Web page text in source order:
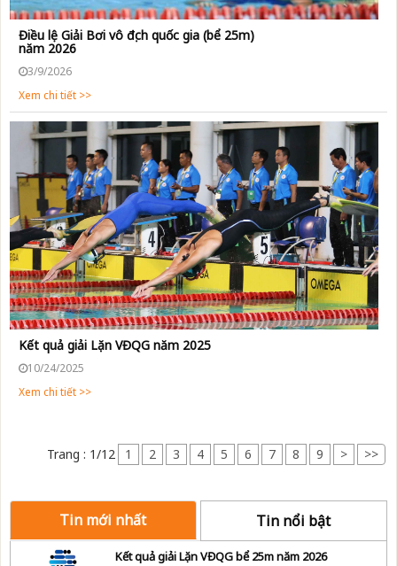
Điều lệ Giải Bơi vô địch quốc gia (bể 25m)
năm 2026
3/9/2026
Xem chi tiết >>
Kết quả giải Lặn VĐQG năm 2025
10/24/2025
Xem chi tiết >>
Trang : 1/12 1 2 3 4 5 6 7 8 9 > >>
Tin mới nhất Tin nổi bật
Kết quả giải Lặn VĐQG bể 25m năm 2026